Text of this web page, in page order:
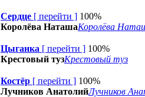
Сердце [ перейти ] 100%
Королёва НаташаКоролёва
Цыганка [ перейти ] 100%
Крестовый тузКрестовый туз
Костёр [ перейти ] 100%
Лучников АнатолийЛучников